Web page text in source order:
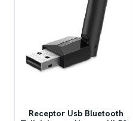
Receptor Usb Bluetooth